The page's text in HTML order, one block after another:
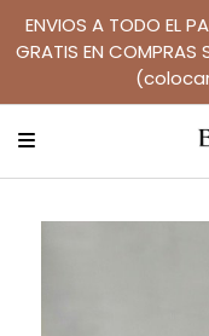
ENVIOS A TODO EL
GRATIS EN COMPRAS